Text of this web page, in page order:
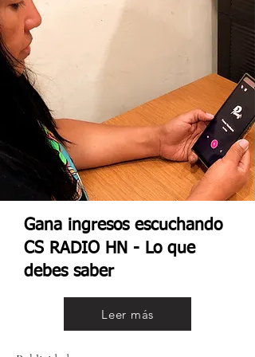
Gana ingresos escuchando
CS RADIO HN - Lo que
debes saber
Leer más